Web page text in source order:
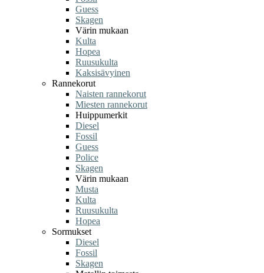
Guess
Skagen
Värin mukaan
Kulta
Hopea
Ruusukulta
Kaksisävyinen
Rannekorut
Naisten rannekorut
Miesten rannekorut
Huippumerkit
Diesel
Fossil
Guess
Police
Skagen
Värin mukaan
Musta
Kulta
Ruusukulta
Hopea
Sormukset
Diesel
Fossil
Skagen